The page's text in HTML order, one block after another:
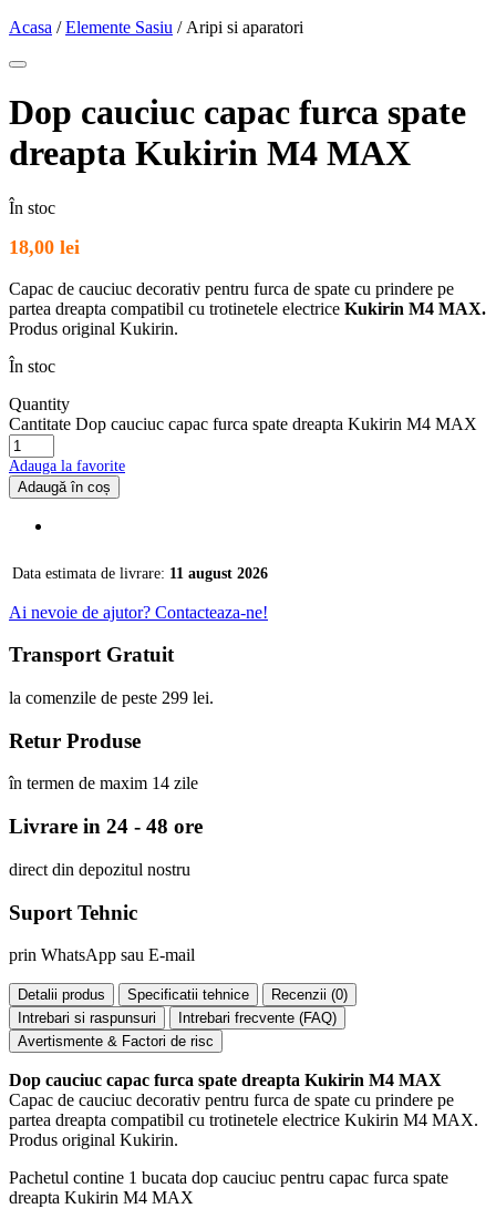
Acasa /Elemente Sasiu / Aripi si aparatori
Dop cauciuc capac furca spate
dreapta Kukirin M4 MAX
În stoc
18,00 lei
Capac de cauciuc decorativ pentru furca de spate cu prindere pe
partea dreapta compatibil cu trotinetele electrice Kukirin M4 MAX.
Produs original Kukirin.
În stoc
Quantity
Cantitate Dop cauciuc capac furca spate dreapta Kukirin M4 MAX
Adauga la favorite
Adaugă în coș
Data estimata de livrare: 11 august 2026
Ai nevoie de ajutor? Contacteaza-ne!
Transport Gratuit
la comenzile de peste 299 lei.
Retur Produse
în termen de maxim 14 zile
Livrare in 24 - 48 ore
direct din depozitul nostru
Suport Tehnic
prin WhatsApp sau E-mail
Detalii produs Specificatii tehnice Recenzii (0)
Intrebari si raspunsuri
Intrebari frecvente (FAQ)
Avertismente & Factori de risc
Dop cauciuc capac furca spate dreapta Kukirin M4 MAX
Capac de cauciuc decorativ pentru furca de spate cu prindere pe
partea dreapta compatibil cu trotinetele electrice Kukirin M4 MAX.
Produs original Kukirin.
Pachetul contine 1 bucata dop cauciuc pentru capac furca spate
dreapta Kukirin M4 MAX